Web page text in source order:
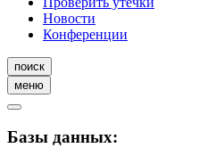
Новости
Конференции
поиск
меню
Базы данных: